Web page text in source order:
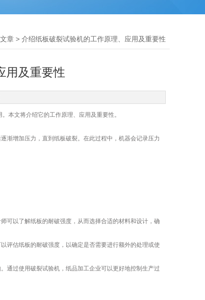
章 > 介绍纸板破裂试验机的工作原理、应用及重要性
用及重要性
文将介绍它的工作原理、应用及重要性。
增加压力，直到纸板破裂。在此过程中，机器会记录压力
以了解纸板的耐破强度，从而选择合适的材料和设计，确
估纸板的耐破强度，以确定是否需要进行额外的处理或使
过使用破裂试验机，纸品加工企业可以更好地控制生产过